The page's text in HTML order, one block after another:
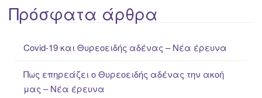
a
rΠρόσφατα άρθρα
Covid-19 και Θυρεοειδής αδένας – Νέα έρευνα
Πως επηρεάζει ο Θυρεοειδής αδένας την ακοή
μας – Νέα έρευνα